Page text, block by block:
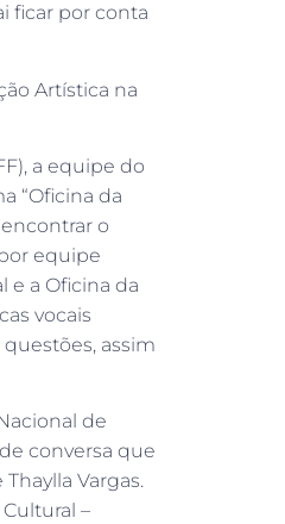
ficar por conta
Artística na
a equipe do
“Oficina da
o
equipe
e a Oficina da
vocais
assim
de
conversa que
Vargas.
–